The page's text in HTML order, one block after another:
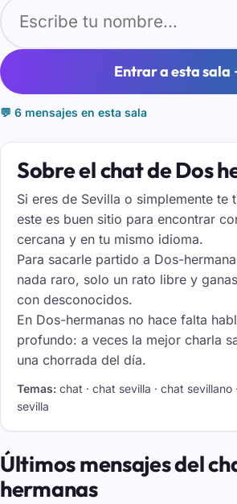
Entrar a esta sala
💬 6 mensajes en esta sala
Sobre el chat de Dos
Si eres de Sevilla o simplemente te
este es buen sitio para encontrar
cercana y en tu mismo idioma.
Para sacarle partido a Dos-
nada raro, solo un rato libre y
con desconocidos.
En Dos-hermanas no hace falta
profundo: a veces la mejor charla
una chorrada del día.
Temas: chat · chat sevilla · chat sevillano
sevilla
Últimos mensajes del
hermanas